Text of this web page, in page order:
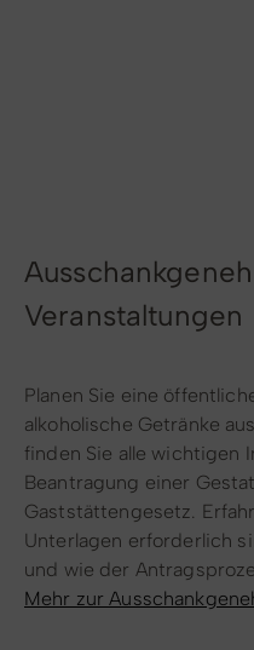
Veranstaltungen
Planen Sie eine
alkoholische Getränke
finden Sie alle wichtigen
Beantragung einer
Gaststättengesetz.
Unterlagen erforderlich
und wie der
Mehr zur